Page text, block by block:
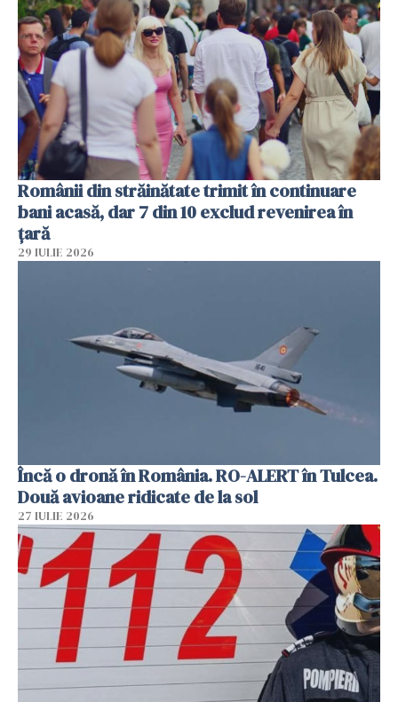
Românii din străinătate trimit în continuare
bani acasă, dar 7 din 10 exclud revenirea în
țară
29 IULIE 2026
Încă o dronă în România. RO-ALERT în Tulcea.
Două avioane ridicate de la sol
27 IULIE 2026